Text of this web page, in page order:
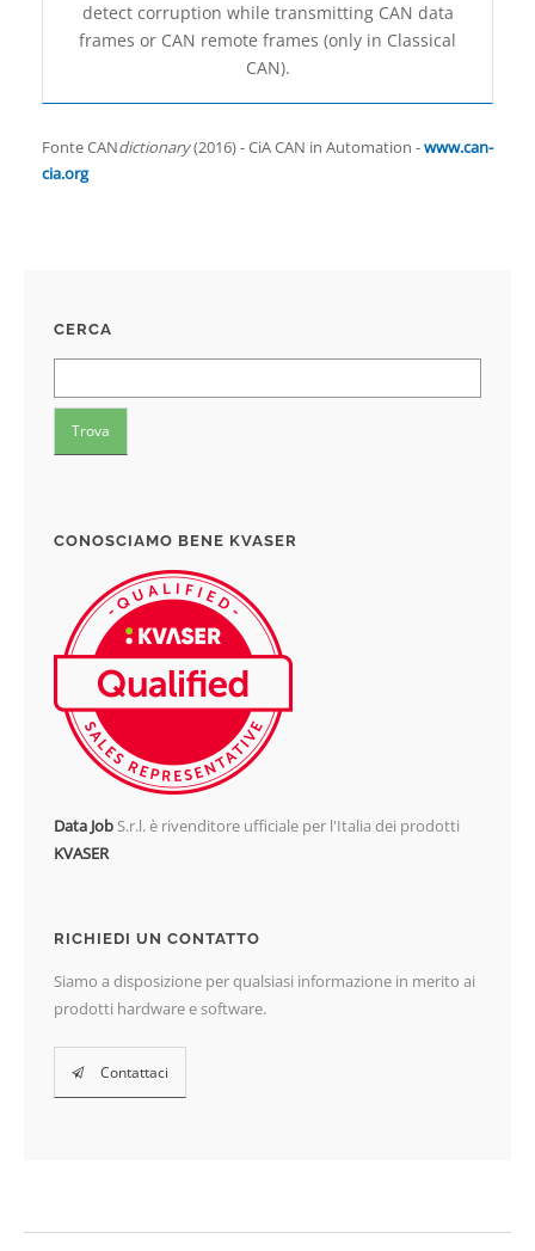
detect corruption while transmitting CAN data
frames or CAN remote frames (only in Classical
CAN).
Fonte CANdictionary(2016) - CiA CAN in Automation -www.can-
cia.org
CERCA
CONOSCIAMO BENE KVASER
Data JobS.r.l. è rivenditore ufficiale per l'Italia dei prodotti
KVASER
RICHIEDI UN CONTATTO
Siamo a disposizione per qualsiasi informazione in merito ai
prodotti hardware e software.
Contattaci